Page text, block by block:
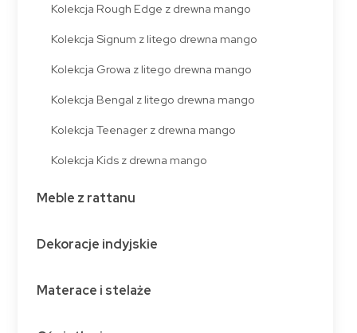
Kolekcja Rough Edge z drewna mango
Kolekcja Signum z litego drewna mango
Kolekcja Growa z litego drewna mango
Kolekcja Bengal z litego drewna mango
Kolekcja Teenager z drewna mango
Kolekcja Kids z drewna mango
Meble z rattanu
Dekoracje indyjskie
Materace i stelaże